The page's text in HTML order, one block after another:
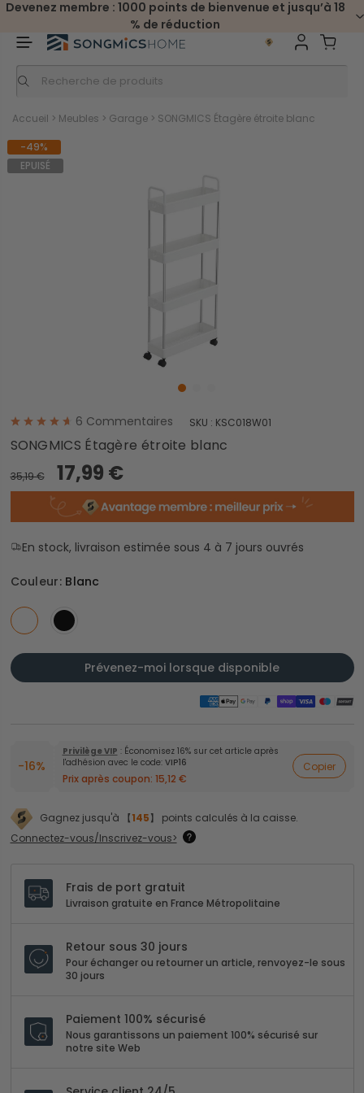
Devenez membre : 1000 points de bienvenue et jusqu’à 18
% de réduction
Accueil > Meubles > Garage > SONGMICS Étagère étroite blanc
-49%
EPUISÉ
6 Commentaires SKU : KSC018W01
SONGMICS Étagère étroite blanc
35,19 € 17,99 €
En stock, livraison estimée sous 4 à 7 jours ouvrés
Couleur: Blanc
Prévenez-moi lorsque disponible
-16%
Privilège VIP : Économisez 16% sur cet article après
l'adhésion avec le code: VIP16
Prix après coupon: 15,12 €
Copier
Gagnez jusqu'à 【145】 points calculés à la caisse.
Connectez-vous/Inscrivez-vous>
Frais de port gratuit
Livraison gratuite en France Métropolitaine
Retour sous 30 jours
Pour échanger ou retourner un article, renvoyez-le sous
30 jours
Paiement 100% sécurisé
Nous garantissons un paiement 100% sécurisé sur
notre site Web